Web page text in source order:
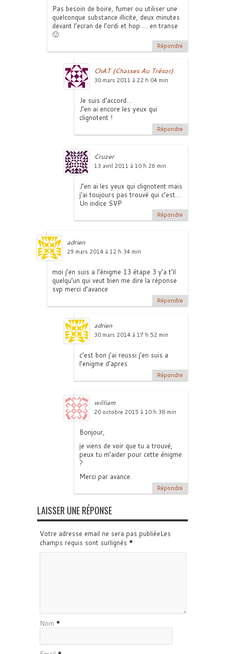
Pas besoin de boire, fumer ou utiliser une
quelconque substance illicite, deux minutes
devant l’ecran de l’ordi et hop … en transe
🙂
Répondre
ChAT (Chasses Au Trésor)
30 mars 2011 à 22 h 04 min
Je suis d’accord…
J’en ai encore les yeux qui
clignotent !
Répondre
Cruzer
13 avril 2011 à 10 h 26 min
J’en ai les yeux qui clignotent mais
j’ai toujours pas trouvé qui c’est…
Un indice SVP
Répondre
adrien
29 mars 2014 à 12 h 34 min
moi j’en suis a l’énigme 13 étape 3 y’a t’il
quelqu’un qui veut bien me dire la réponse
svp merci d’avance
Répondre
adrien
30 mars 2014 à 17 h 52 min
c’est bon j’ai reussi j’en suis a
l’enigme d’apres
Répondre
william
20 octobre 2015 à 10 h 38 min
Bonjour,
je viens de voir que tu a trouvé,
peux tu m’aider pour cette énigme
?
Merci par avance.
Répondre
LAISSER UNE RÉPONSE
Votre adresse email ne sera pas publiéeLes
champs requis sont surlignés *
Nom *